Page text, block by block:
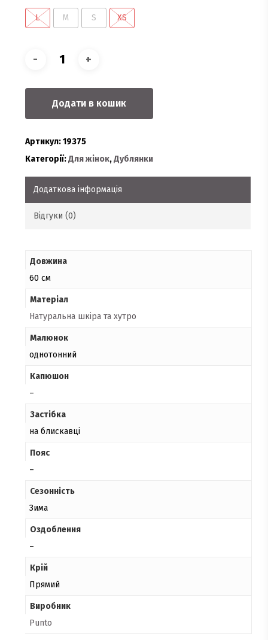
L M S XS
Додати в кошик
Артикул:19375
Категорії:Для жінок,Дублянки
Додаткова інформація
Відгуки (0)
Довжина
60 см
Матеріал
Натуральна шкіра та хутро
Малюнок
однотонний
Капюшон
–
Застібка
на блискавці
Пояс
–
Сезонність
Зима
Оздоблення
–
Крій
Прямий
Виробник
Punto